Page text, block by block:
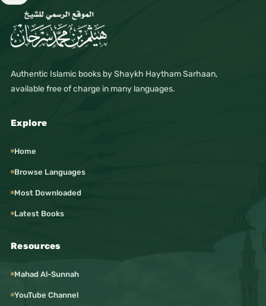
Authentic Islamic books by Shaykh Haytham Sarhaan,
available free of charge in many languages.
Explore
Home
Browse Languages
Most Downloaded
Latest Books
Resources
Mahad Al-Sunnah
YouTube Channel